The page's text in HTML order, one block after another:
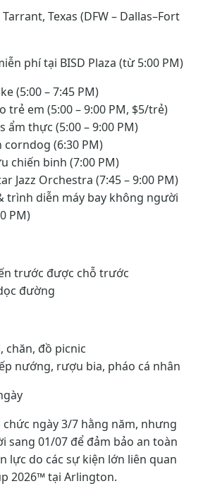
Texas (DFW – Dallas–Fort
phí tại BISD Plaza (từ 5:00 PM)
(5:00 – 7:45 PM)
trẻ em (5:00 – 9:00 PM, $5/trẻ)
ẩm thực (5:00 – 9:00 PM)
corndog (6:30 PM)
chiến binh (7:00 PM)
Jazz Orchestra (7:45 – 9:00 PM)
trình diễn máy bay không người
PM)
trước được chỗ trước
đường
chăn, đồ picnic
nướng, rượu bia, pháo cá nhân
ngày 3/7 hằng năm, nhưng
sang 01/07 để đảm bảo an toàn
lực do các sự kiện lớn liên quan
2026™ tại Arlington.